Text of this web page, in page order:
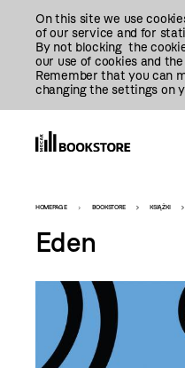
On this site we use
of our service and for
By not blocking the
our use of cookies and
Remember that you can
changing the settings on
Bookstore
-
szablon
szczegóły
HOMEPAGE BOOKSTORE KSIĄŻKI
Eden